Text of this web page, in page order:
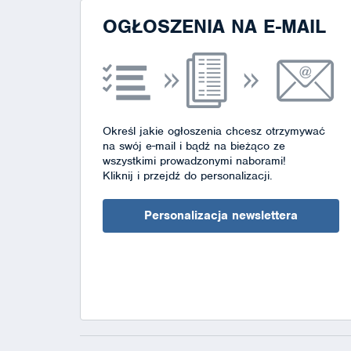
OGŁOSZENIA NA E-MAIL
Określ jakie ogłoszenia chcesz otrzymywać
na swój e-mail i bądź na bieżąco ze
wszystkimi prowadzonymi naborami!
Kliknij i przejdź do personalizacji.
Personalizacja newslettera